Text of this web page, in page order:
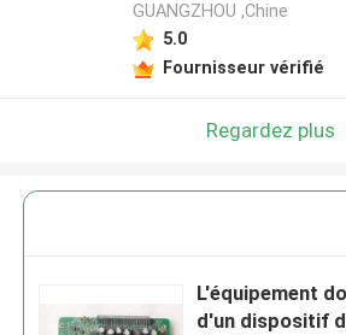
GUANGZHOU ,Chine
5.0
Fournisseur vérifié
Regardez plus
L'équipement
d'un dispositif